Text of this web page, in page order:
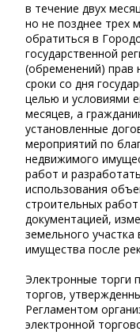
в течение двух
но не позднее трех
обратиться в
государственной
(обременений) прав
сроки со дня
целью и условиями
месяцев, а
установленные
мероприятий по
недвижимого
работ и
использования
строительных
документацией,
земельного
имущества после
Электронные торги
торгов,
Регламентом
электронной